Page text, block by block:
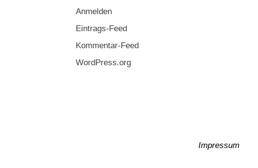
Anmelden
Eintrags-Feed
Kommentar-Feed
WordPress.org
Impressum